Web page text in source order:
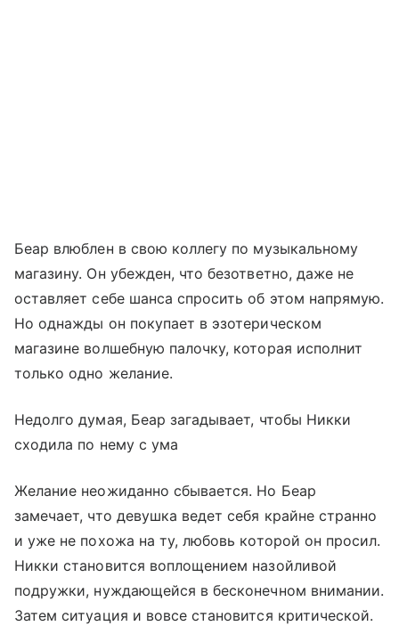
Беар влюблен в свою коллегу по музыкальному
магазину. Он убежден, что безответно, даже не
оставляет себе шанса спросить об этом напрямую.
Но однажды он покупает в эзотерическом
магазине волшебную палочку, которая исполнит
только одно желание.
Недолго думая, Беар загадывает, чтобы Никки
сходила по нему с ума
Желание неожиданно сбывается. Но Беар
замечает, что девушка ведет себя крайне странно
и уже не похожа на ту, любовь которой он просил.
Никки становится воплощением назойливой
подружки, нуждающейся в бесконечном внимании.
Затем ситуация и вовсе становится критической.